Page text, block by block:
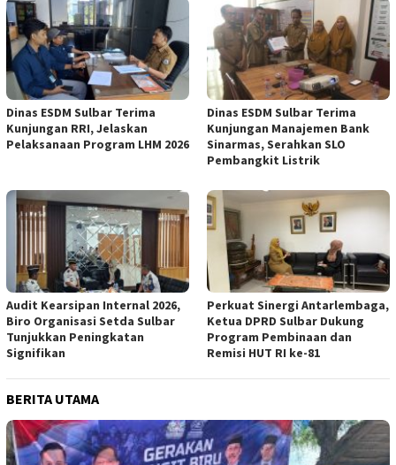
Dinas ESDM Sulbar Terima
Kunjungan RRI, Jelaskan
Pelaksanaan Program LHM 2026
Dinas ESDM Sulbar Terima
Kunjungan Manajemen Bank
Sinarmas, Serahkan SLO
Pembangkit Listrik
Audit Kearsipan Internal 2026,
Biro Organisasi Setda Sulbar
Tunjukkan Peningkatan
Signifikan
Perkuat Sinergi Antarlembaga,
Ketua DPRD Sulbar Dukung
Program Pembinaan dan
Remisi HUT RI ke-81
BERITA UTAMA